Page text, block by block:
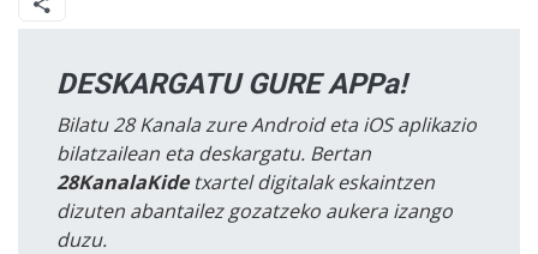
DESKARGATU GURE APPa!
Bilatu 28 Kanala zure Android eta iOS aplikazio
bilatzailean eta deskargatu. Bertan
28KanalaKidetxartel digitalak eskaintzen
dizuten abantailez gozatzeko aukera izango
duzu.